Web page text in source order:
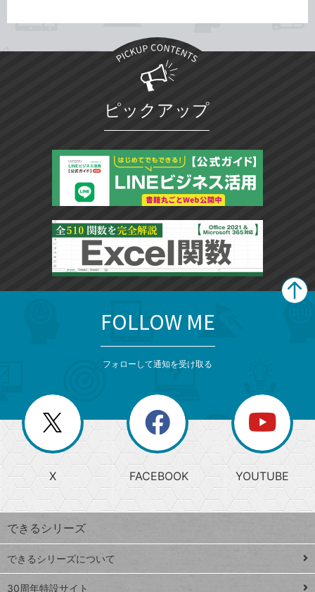
ピックアップ
じ
る
search
検
索
上
昇
ワ
ー
ド
Google
スプレ
閉
じ
る
ー
か
ら
探
す
ト
ッ
FOLLOW ME
フォローして通知を受け取る
X FACEBOOK YOUTUBE
できるシリーズ
できるシリーズについて
30周年特設サイト